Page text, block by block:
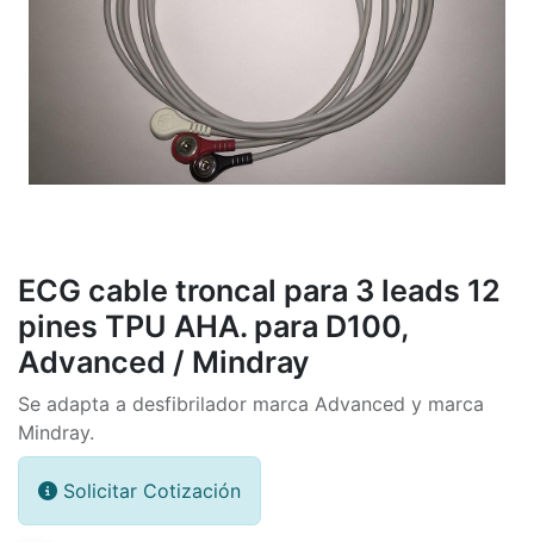
ECG cable troncal para 3 leads 12
pines TPU AHA. para D100,
Advanced / Mindray
Se adapta a desfibrilador marca Advanced y marca
Mindray.
Solicitar Cotización